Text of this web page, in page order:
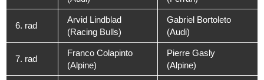
6. rad
Arvid Lindblad
(Racing Bulls)
Gabriel Bortoleto
(Audi)
7. rad
Franco Colapinto
(Alpine)
Pierre Gasly
(Alpine)